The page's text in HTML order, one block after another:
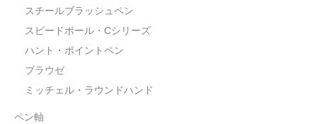
スチールブラッシュペン
スピードボール・Cシリーズ
ハント・ポイントペン
ブラウゼ
ミッチェル・ラウンドハンド
ペン軸